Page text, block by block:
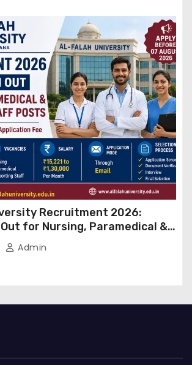
Recruitment 2026:
for Nursing, Paramedical &
Posts, Apply Through Email
Admin